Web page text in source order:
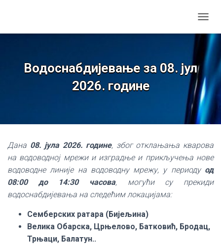
Водоснабдијевање за 08. јул
2026. године
Дана 08. јула 2026. године, због отклањања кварова
на водоводној мрежи и изградње и прикључења нове
водоводне линије на водоводну мрежу, у периоду од
08:00 до 14:30 часова, могући су прекиди
водоснабдијевања на следећим локацијама:
Семберских ратара (Бијељина)
Велика Обарска, Црњелово, Батковић, Бродац,
Трњаци, Балатун..